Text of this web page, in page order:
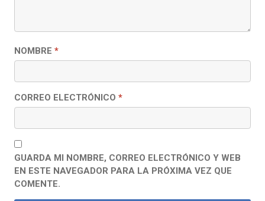
NOMBRE *
CORREO ELECTRÓNICO *
GUARDA MI NOMBRE, CORREO ELECTRÓNICO Y WEB
EN ESTE NAVEGADOR PARA LA PRÓXIMA VEZ QUE
COMENTE.